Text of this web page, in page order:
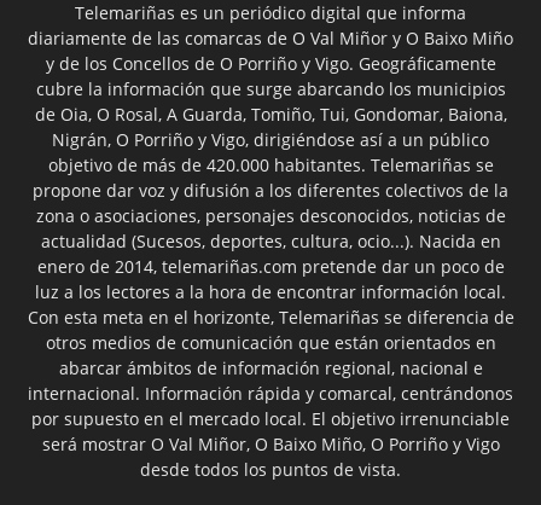
Telemariñas es un periódico digital que informa
diariamente de las comarcas de O Val Miñor y O Baixo Miño
y de los Concellos de O Porriño y Vigo. Geográficamente
cubre la información que surge abarcando los municipios
de Oia, O Rosal, A Guarda, Tomiño, Tui, Gondomar, Baiona,
Nigrán, O Porriño y Vigo, dirigiéndose así a un público
objetivo de más de 420.000 habitantes. Telemariñas se
propone dar voz y difusión a los diferentes colectivos de la
zona o asociaciones, personajes desconocidos, noticias de
actualidad (Sucesos, deportes, cultura, ocio...). Nacida en
enero de 2014, telemariñas.com pretende dar un poco de
luz a los lectores a la hora de encontrar información local.
Con esta meta en el horizonte, Telemariñas se diferencia de
otros medios de comunicación que están orientados en
abarcar ámbitos de información regional, nacional e
internacional. Información rápida y comarcal, centrándonos
por supuesto en el mercado local. El objetivo irrenunciable
será mostrar O Val Miñor, O Baixo Miño, O Porriño y Vigo
desde todos los puntos de vista.